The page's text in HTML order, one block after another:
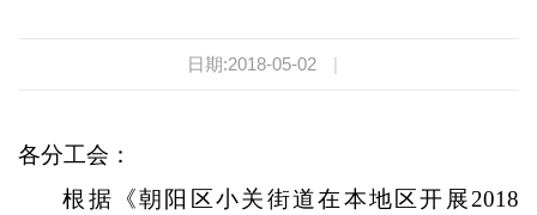
日期:2018-05-02 |
各分工会：
根据《朝阳区小关街道在本地区开展2018